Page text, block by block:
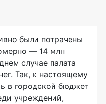
были потрачены
— 14 млн
случае палата
Так, к настоящему
в городской бюджет
учреждений,